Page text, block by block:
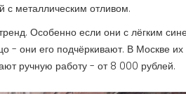
с металлическим отливом.
Особенно если они с лёгким
- они его подчёркивают. В Москве
ручную работу - от 8 000 рублей.